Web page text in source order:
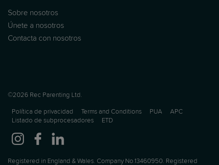
Sobre nosotros
Únete a nosotros
Contacta con nosotros
©2026 Rec Parenting Ltd.
Política de privacidad Terms and Conditions PUA
APC
Listado de subprocesadores
ETD
Registered in England & Wales. Company No.13460950. Registered